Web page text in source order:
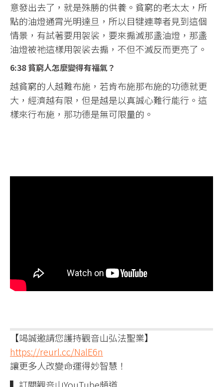
意發出去了，就是殊勝的供養。貧窮的老太太，所
點的油燈通霄光明達旦，所以目犍連尊者見到這個
情景，有試著要用袈裟，要來搧滅那盞油燈，那盞
油燈被祂這樣用袈裟去搧，不但不滅反而更亮了。
6:38 貧窮人怎麼變得有福氣？
越貧窮的人越難布施，若肯布施那布施的功德就更
大，經濟越有限，但是越是以真誠心難行能行。這
樣來行布施，那功德是無可限量的。
【竭誠邀請您護持觀音山弘法聖業】
https://reurl.cc/NalE6n
讓更多人改變命運得妙智慧！
▍訂閱觀音山YouTube頻道